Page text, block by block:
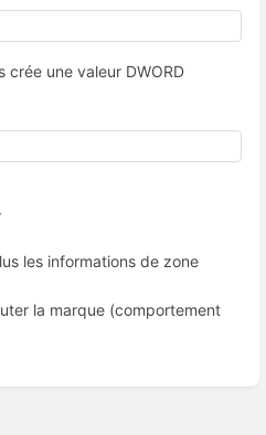
crée une valeur DWORD
les informations de zone
la marque (comportement